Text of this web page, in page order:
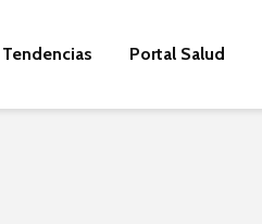
Tendencias Portal Salud